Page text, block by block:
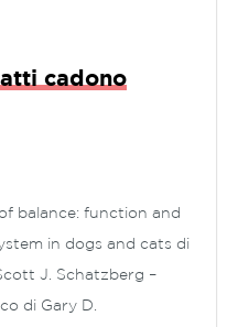
cadono
balance: function and
in dogs and cats di
J. Schatzberg –
di Gary D.